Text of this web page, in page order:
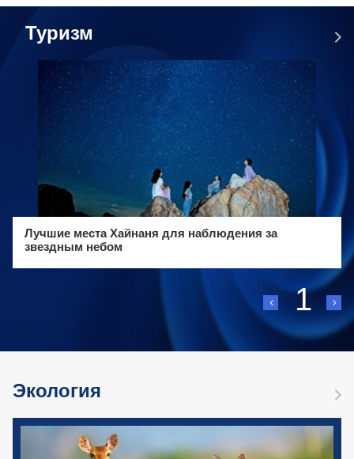
Туризм
Лучшие места Хайнаня для наблюдения за
звездным небом
1
Экология